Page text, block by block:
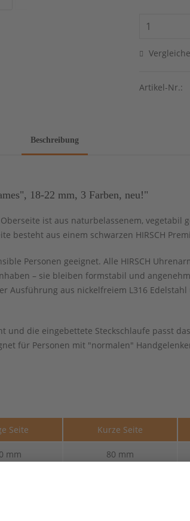
Artikel-Nr.:
Beschreibung
18-22 mm, 3 Farben, neu!"
ist aus naturbelassenem, vegetabil
besteht aus einem schwarzen HIRSCH
Personen geeignet. Alle HIRSCH
– sie bleiben formstabil und
Ausführung aus nickelfreiem L316
die eingebettete Steckschlaufe passt
für Personen mit "normalen"
Seite Kurze Seite
mm 80 mm